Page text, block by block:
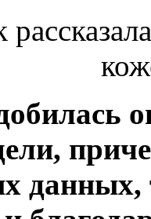
данных,